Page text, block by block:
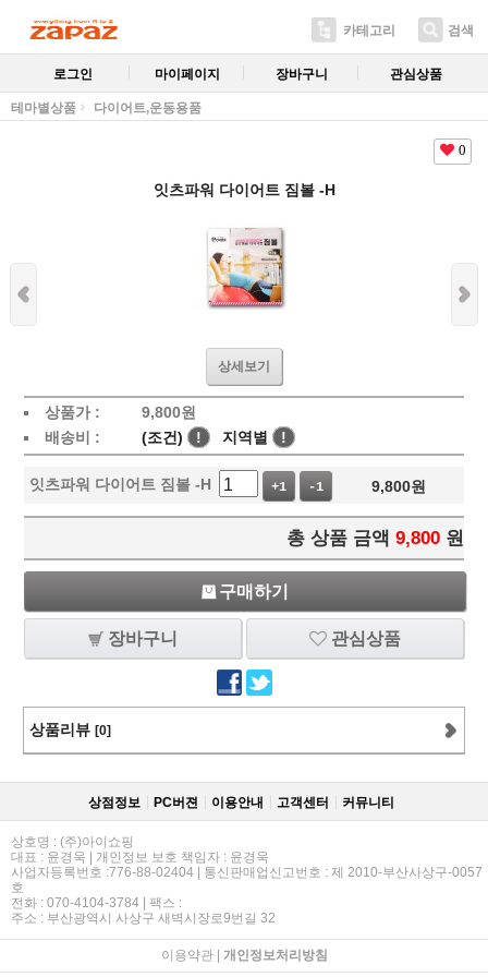
카테고리 검색
로그인 마이페이지 장바구니 관심상품
테마별상품 다이어트,운동용품
0
잇츠파워 다이어트 짐볼 -H
상세보기
상품가 : 9,800원
배송비 :
(조건) ! 지역별 !
잇츠파워 다이어트 짐볼 -H +1 -1 9,800원
총 상품 금액 9,800 원
구매하기
장바구니 관심상품
상품리뷰 [0]
상점정보 PC버젼 이용안내 고객센터 커뮤니티
상호명 : (주)아이쇼핑
대표 : 윤경욱 | 개인정보 보호 책임자 : 윤경욱
사업자등록번호 :776-88-02404 | 통신판매업신고번호 : 제 2010-부산사상구-0057
호
전화 : 070-4104-3784 | 팩스 :
주소 : 부산광역시 사상구 새벽시장로9번길 32
이용약관| 개인정보처리방침